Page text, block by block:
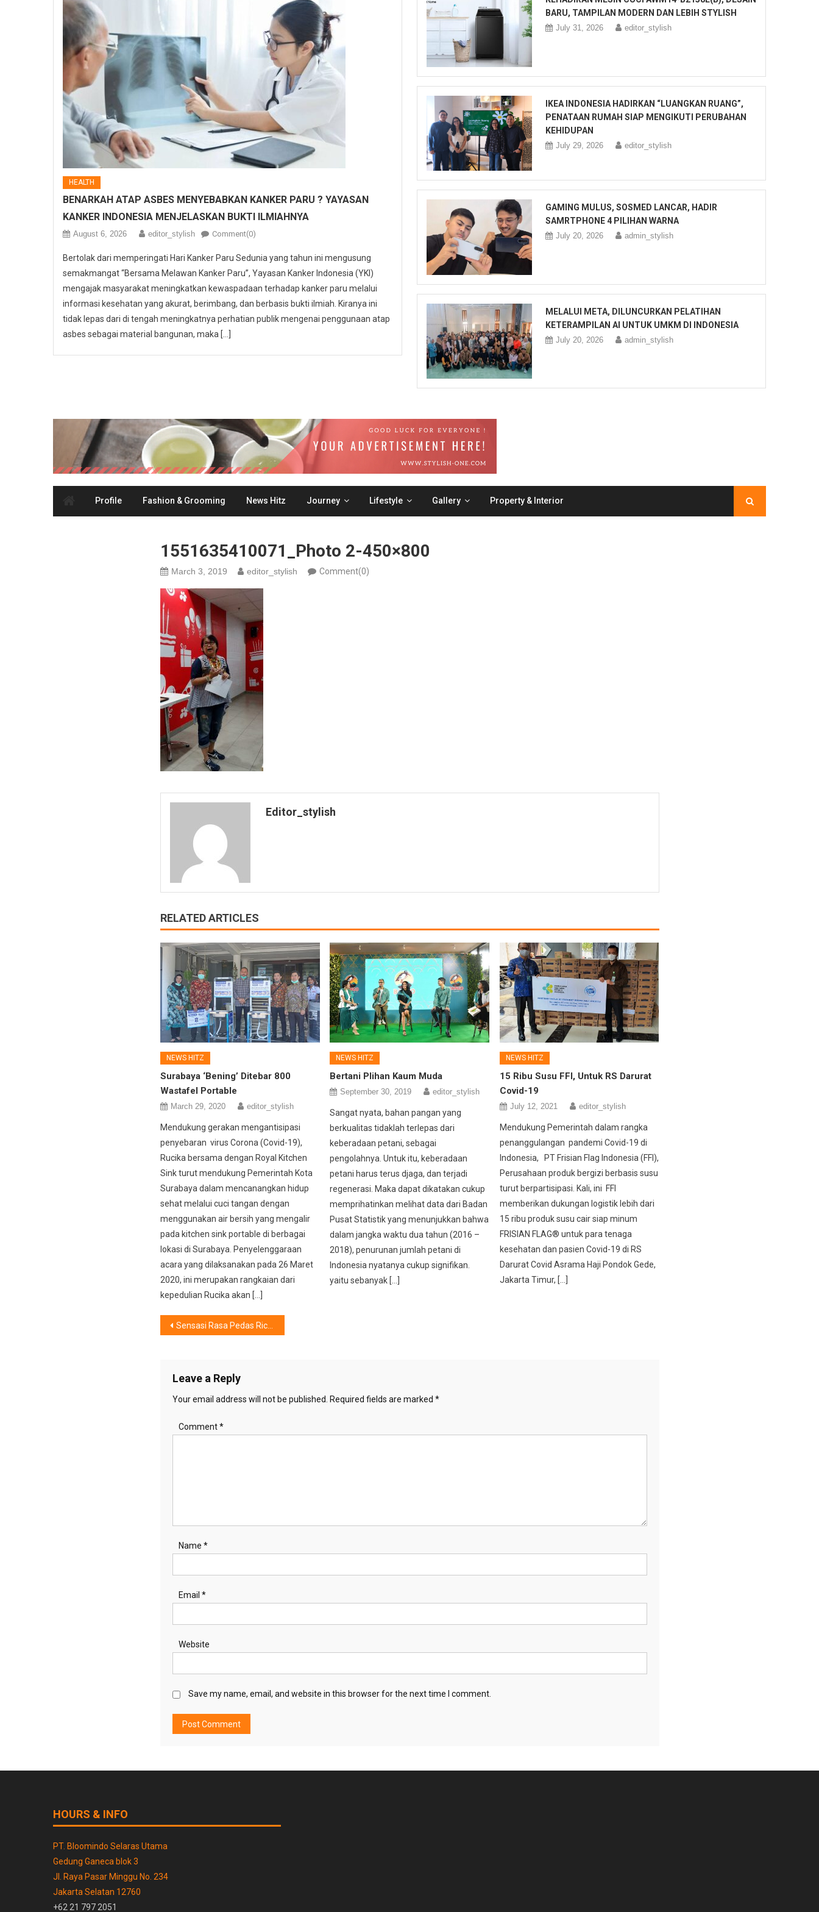
HEALTH
BENARKAH ATAP ASBES MENYEBABKAN KANKER PARU ? YAYASAN
KANKER INDONESIA MENJELASKAN BUKTI ILMIAHNYA
August 6, 2026 editor_stylish Comment(0)
Bertolak dari memperingati Hari Kanker Paru Sedunia yang tahun ini mengusung
semakmangat “Bersama Melawan Kanker Paru”, Yayasan Kanker Indonesia (YKI)
mengajak masyarakat meningkatkan kewaspadaan terhadap kanker paru melalui
informasi kesehatan yang akurat, berimbang, dan berbasis bukti ilmiah. Kiranya ini
tidak lepas dari di tengah meningkatnya perhatian publik mengenai penggunaan atap
asbes sebagai material bangunan, maka […]
BARU, TAMPILAN MODERN DAN LEBIH STYLISH
July 31, 2026 editor_stylish
IKEA INDONESIA HADIRKAN “LUANGKAN RUANG”,
PENATAAN RUMAH SIAP MENGIKUTI PERUBAHAN
KEHIDUPAN
July 29, 2026 editor_stylish
GAMING MULUS, SOSMED LANCAR, HADIR
SAMRTPHONE 4 PILIHAN WARNA
July 20, 2026 admin_stylish
MELALUI META, DILUNCURKAN PELATIHAN
KETERAMPILAN AI UNTUK UMKM DI INDONESIA
July 20, 2026 admin_stylish
Profile Fashion & Grooming News Hitz Journey Lifestyle Gallery Property & Interior
1551635410071_Photo 2-450×800
March 3, 2019 editor_stylish Comment(0)
Editor_stylish
RELATED ARTICLES
NEWS HITZ
Surabaya ‘Bening’ Ditebar 800
Wastafel Portable
March 29, 2020 editor_stylish
Mendukung gerakan mengantisipasi
penyebaran virus Corona (Covid-19),
Rucika bersama dengan Royal Kitchen
Sink turut mendukung Pemerintah Kota
Surabaya dalam mencanangkan hidup
sehat melalui cuci tangan dengan
menggunakan air bersih yang mengalir
pada kitchen sink portable di berbagai
lokasi di Surabaya. Penyelenggaraan
acara yang dilaksanakan pada 26 Maret
2020, ini merupakan rangkaian dari
kepedulian Rucika akan […]
NEWS HITZ
Bertani Plihan Kaum Muda
September 30, 2019 editor_stylish
Sangat nyata, bahan pangan yang
berkualitas tidaklah terlepas dari
keberadaan petani, sebagai
pengolahnya. Untuk itu, keberadaan
petani harus terus djaga, dan terjadi
regenerasi. Maka dapat dikatakan cukup
memprihatinkan melihat data dari Badan
Pusat Statistik yang menunjukkan bahwa
dalam jangka waktu dua tahun (2016 –
2018), penurunan jumlah petani di
Indonesia nyatanya cukup signifikan.
yaitu sebanyak […]
NEWS HITZ
15 Ribu Susu FFI, Untuk RS Darurat
Covid-19
July 12, 2021 editor_stylish
Mendukung Pemerintah dalam rangka
penanggulangan pandemi Covid-19 di
Indonesia, PT Frisian Flag Indonesia (FFI),
Perusahaan produk bergizi berbasis susu
turut berpartisipasi. Kali, ini FFI
memberikan dukungan logistik lebih dari
15 ribu produk susu cair siap minum
FRISIAN FLAG® untuk para tenaga
kesehatan dan pasien Covid-19 di RS
Darurat Covid Asrama Haji Pondok Gede,
Jakarta Timur, […]
Post
Sensasi Rasa Pedas Rice bowl
Leave a Reply
Your email address will not be published. Required fields are marked *
Comment*
Name *
Email *
Website
Save my name, email, and website in this browser for the next time I comment.
HOURS & INFO
PT. Bloomindo Selaras Utama
Gedung Ganeca blok 3
Jl. Raya Pasar Minggu No. 234
Jakarta Selatan 12760
+62 21 797 2051